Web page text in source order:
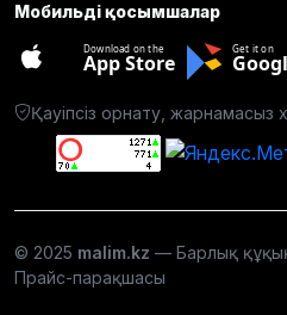
Мобильді қосымшалар
Download on the
App Store
Get it on
Қауіпсіз орнату, жарнамасыз
© 2025 malim.kz — Барлық
Прайс-парақшасы